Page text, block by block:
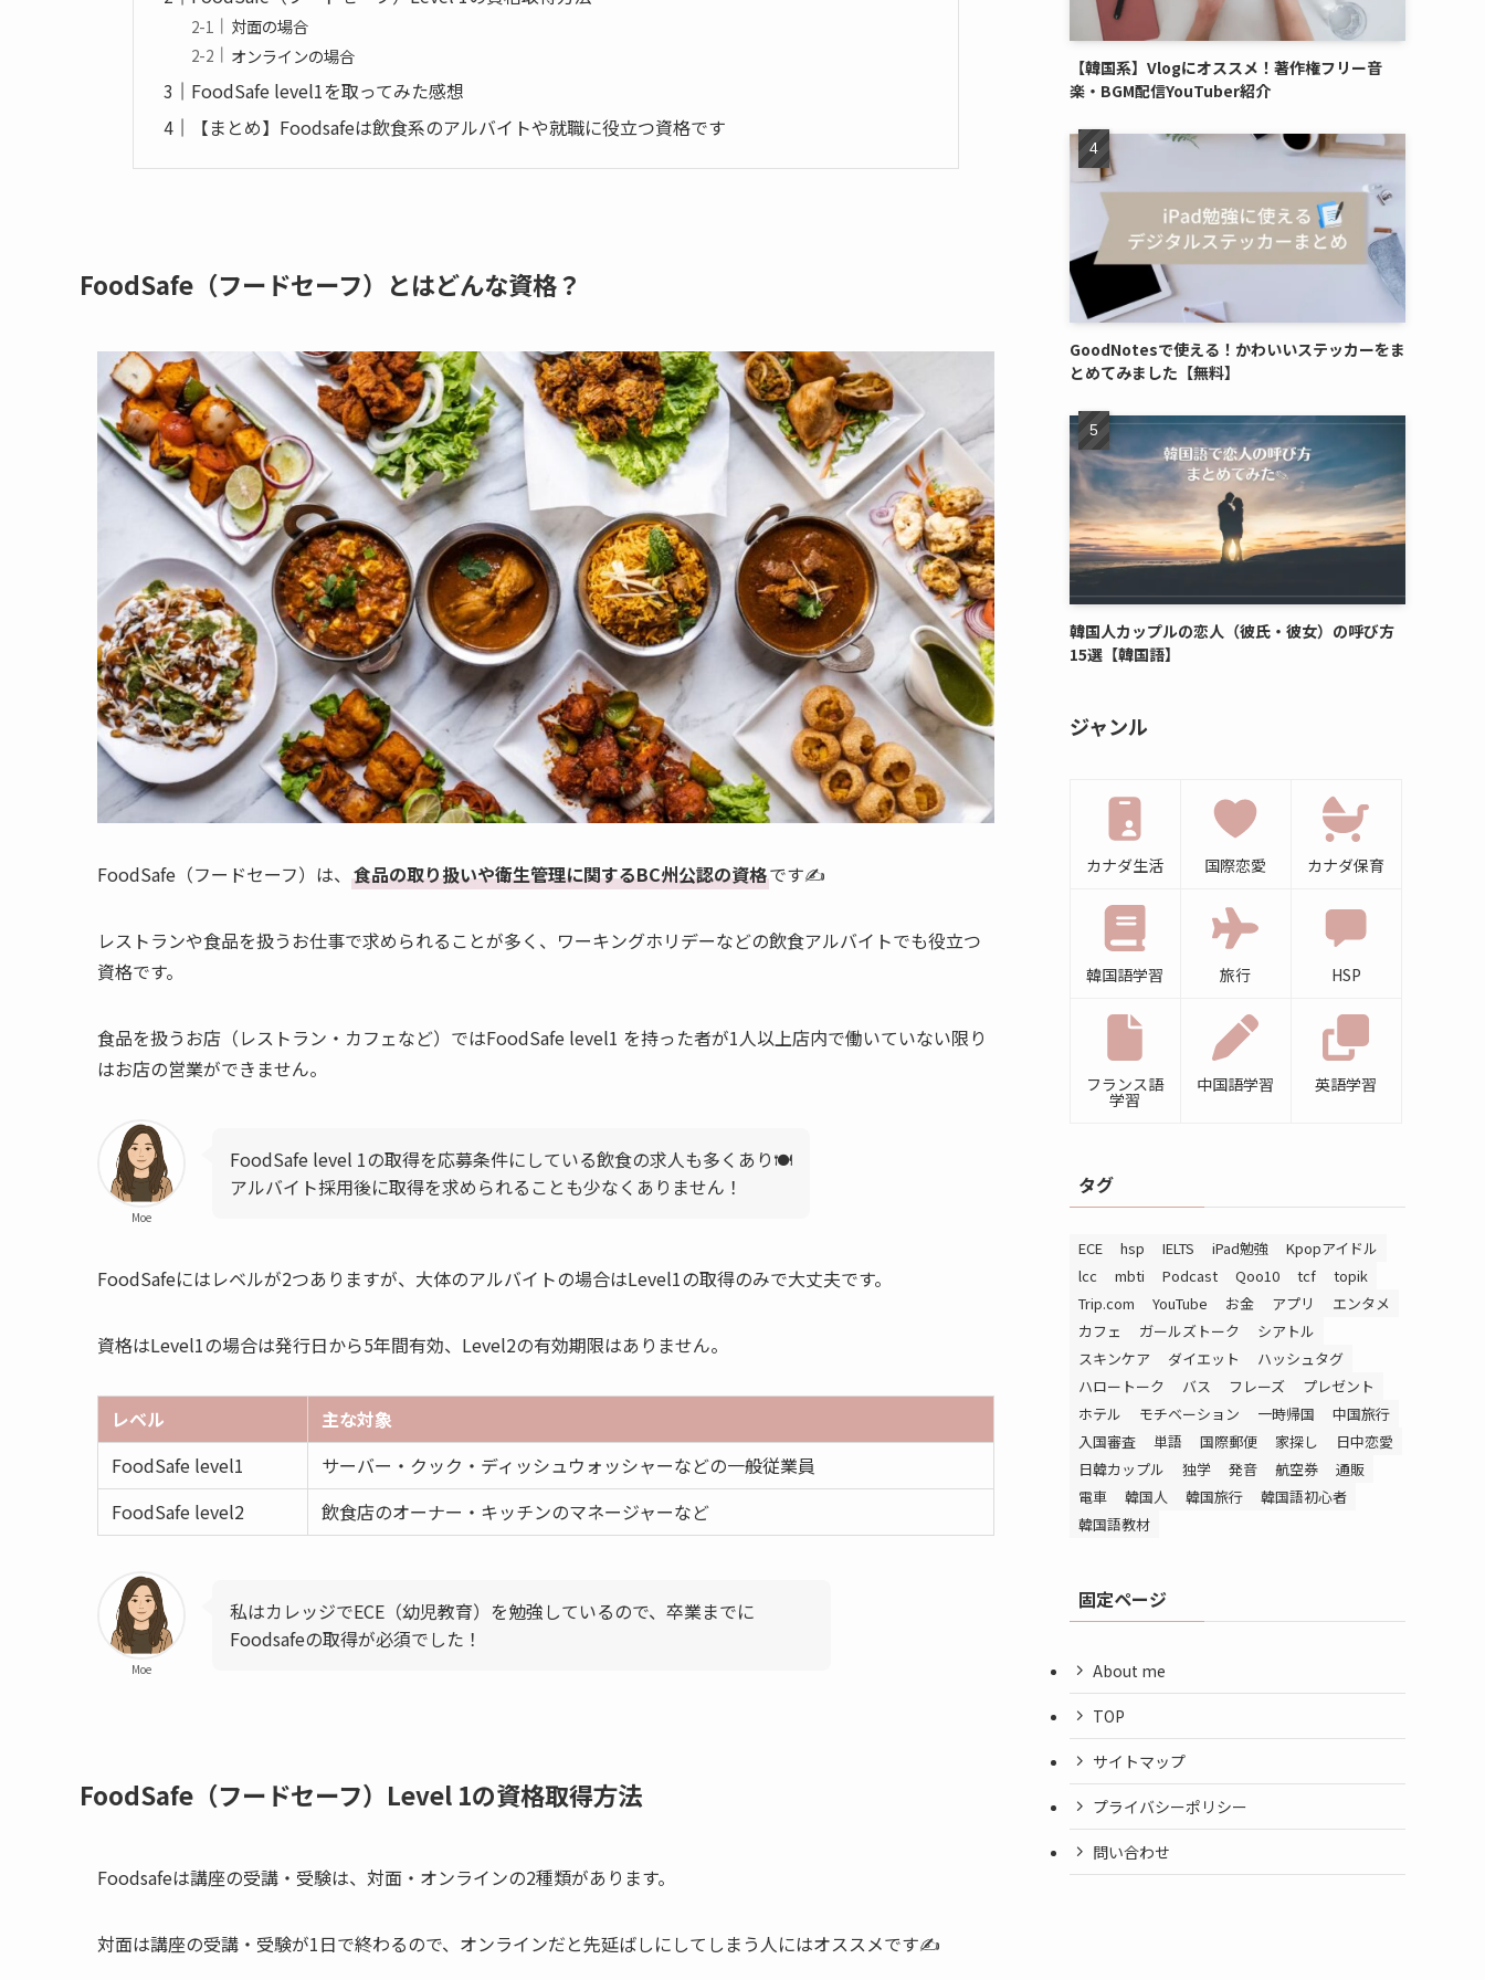
対面の場合
オンラインの場合
FoodSafe level1を取ってみた感想
【まとめ】Foodsafeは飲食系のアルバイトや就職に役立つ資格です
FoodSafe（フードセーフ）とはどんな資格？
FoodSafe（フードセーフ）は、 食品の取り扱いや衛生管理に関するBC州公認の資格です✍️
レストランや食品を扱うお仕事で求められることが多く、ワーキングホリデーなどの飲食アルバイトでも役立つ
資格です。
食品を扱うお店（レストラン・カフェなど）ではFoodSafe level1 を持った者が1人以上店内で働いていない限り
はお店の営業ができません。
Moe
FoodSafe level 1の取得を応募条件にしている飲食の求人も多くあり🍽
アルバイト採用後に取得を求められることも少なくありません！
FoodSafeにはレベルが2つありますが、大体のアルバイトの場合はLevel1の取得のみで大丈夫です。
資格はLevel1の場合は発行日から5年間有効、Level2の有効期限はありません。
レベル
主な対象
FoodSafe level1
サーバー・クック・ディッシュウォッシャーなどの一般従業員
FoodSafe level2
飲食店のオーナー・キッチンのマネージャーなど
Moe
私はカレッジでECE（幼児教育）を勉強しているので、卒業までに
Foodsafeの取得が必須でした！
FoodSafe（フードセーフ）Level 1の資格取得方法
Foodsafeは講座の受講・受験は、対面・オンラインの2種類があります。
対面は講座の受講・受験が1日で終わるので、オンラインだと先延ばしにしてしまう人にはオススメです✍️
【韓国系】Vlogにオススメ！著作権フリー音
楽・BGM配信YouTuber紹介
GoodNotesで使える！かわいいステッカーをま
とめてみました【無料】
韓国人カップルの恋人（彼氏・彼女）の呼び方
15選【韓国語】
ジャンル
カナダ生活 国際恋愛 カナダ保育
韓国語学習 旅行 HSP
フランス語
学習
中国語学習 英語学習
タグ
ECE hsp IELTS iPad勉強
Kpopアイドル
lcc
mbti Podcast Qoo10 tcf
topik
Trip.com
YouTube お金 アプリ
エンタメ
カフェ
ガールズトーク
シアトル
スキンケア
ダイエット
ハッシュタグ
ハロートーク
バス フレーズ
プレゼント
ホテル
モチベーション 一時帰国
中国旅行
入国審査
単語 国際郵便 家探し
日中恋愛
日韓カップル
独学 発音 航空券
通販
電車
韓国人 韓国旅行
韓国語初心者
韓国語教材
固定ページ
About me
TOP
サイトマップ
プライバシーポリシー
問い合わせ